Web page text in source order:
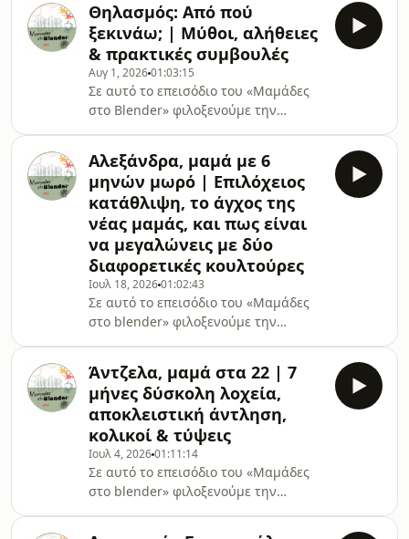
Θηλασμός: Από πού
ξεκινάω; | Μύθοι, αλήθειες
& πρακτικές συμβουλές
Αυγ 1, 202601:03:15
Σε αυτό το επεισόδιο του «Μαμάδες
στο Blender» φιλοξενούμε την
όλα όσα κάθε μαμά θα ήθελε να
γνωρίζει για τον θηλασμό, από τις
πρώτες ώρες μετά τη γέννηση μέχρι
τον αποθηλασμό.Ο θηλασμός είναι
μια φυσική διαδικασία, αλλά αυτό
δεν σημαίνει ότι είναι πάντα εύκολη.
Μέσα από μια επιστημονικά
τεκμηριωμένη αλλά και ανθρώπινη
συζήτηση, μιλάμ
Αλεξάνδρα, μαμά με 6
μηνών μωρό | Επιλόχειος
κατάθλιψη, το άγχος της
νέας μαμάς, και πως είναι
να μεγαλώνεις με δύο
διαφορετικές κουλτούρες
Ιουλ 18, 202601:02:43
Σε αυτό το επεισόδιο του «Μαμάδες
στο blender» φιλοξενούμε την
την καρδιά της και μοιράζεται τη δική
της διαδρομή προς τη μητρότητα. Με
καταγωγή από τη Σλοβακία και
μεγαλωμένη στην Ελλάδα, μιλά για το
πώς είναι να μεγαλώνεις ανάμεσα σε
δύο κουλτούρες, πώς τα παιδικά
βιώματα διαμορφώνουν τον άνθρωπο
που γινόμαστε και, τελικά, τη μη
Άντζελα, μαμά στα 22 | 7
μήνες δύσκολη λοχεία,
αποκλειστική άντληση,
κολικοί & τύψεις
Ιουλ 4, 202601:11:14
Σε αυτό το επεισόδιο του «Μαμάδες
στο blender» φιλοξενούμε την